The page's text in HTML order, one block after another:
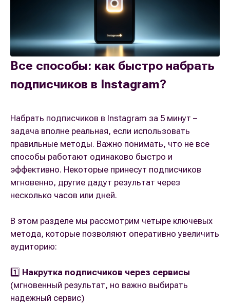
Все способы: как быстро набрать
подписчиков в Instagram?
Набрать подписчиков в Instagram за 5 минут –
задача вполне реальная, если использовать
правильные методы. Важно понимать, что не все
способы работают одинаково быстро и
эффективно. Некоторые принесут подписчиков
мгновенно, другие дадут результат через
несколько часов или дней.
В этом разделе мы рассмотрим четыре ключевых
метода, которые позволяют оперативно увеличить
аудиторию:
1️⃣ Накрутка подписчиков через сервисы
(мгновенный результат, но важно выбирать
надежный сервис)